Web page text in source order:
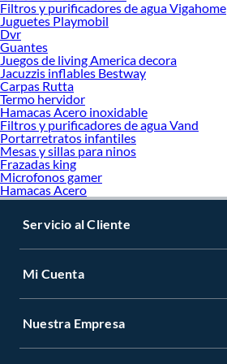
Filtros y purificadores de agua Vigahome
Juguetes Playmobil
Dvr
Guantes
Juegos de living America decora
Jacuzzis inflables Bestway
Carpas Rutta
Termo hervidor
Hamacas Acero inoxidable
Filtros y purificadores de agua Vand
Portarretratos infantiles
Mesas y sillas para ninos
Frazadas king
Microfonos gamer
Hamacas Acero
Servicio al Cliente
Mi Cuenta
Nuestra Empresa